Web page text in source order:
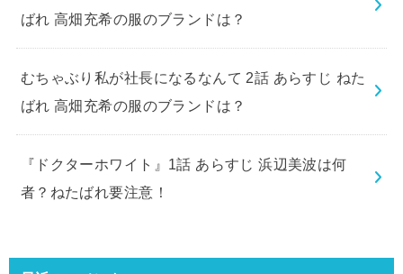
ばれ 高畑充希の服のブランドは？
むちゃぶり私が社長になるなんて 2話 あらすじ ねた
ばれ 高畑充希の服のブランドは？
『ドクターホワイト』1話 あらすじ 浜辺美波は何
者？ねたばれ要注意！